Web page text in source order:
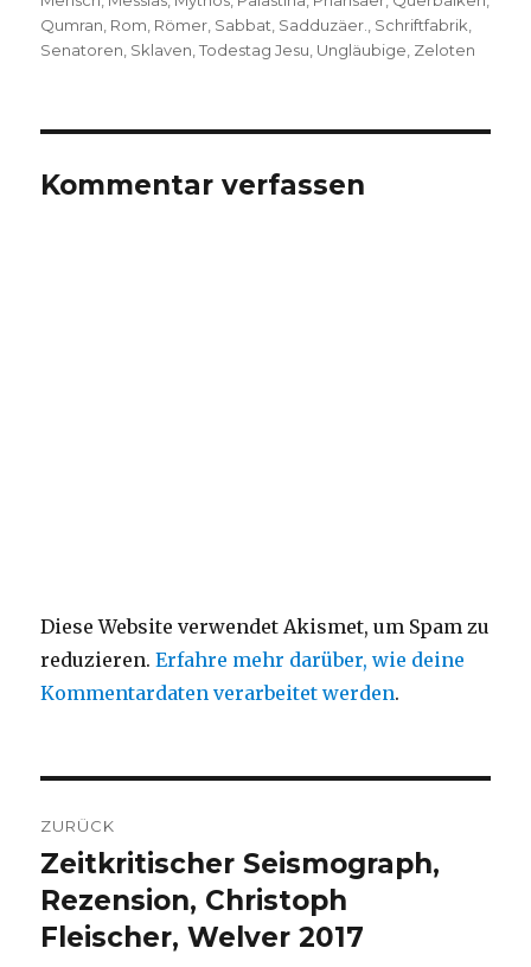
Qumran Rom Römer Sabbat Sadduzäer. Schriftfabrik
Senatoren Sklaven ,Todestag Jesu Ungläubige Zeloten
Kommentar verfassen
Diese Website verwendet Akismet, um Spam zu
reduzieren.Erfahre mehr darüber, wie deine
Kommentardaten verarbeitet werden.
ZURÜCK
Vorheriger
Beitrag:
Zeitkritischer Seismograph,
Rezension, Christoph
Fleischer, Welver 2017